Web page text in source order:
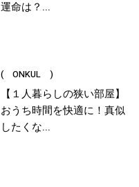
運命は？...
( ONKUL )
【１人暮らしの狭い部屋】
おうち時間を快適に！真似
したくな...